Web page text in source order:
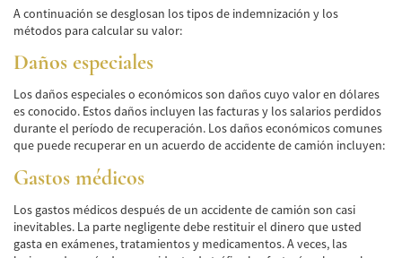
Lesiones Comunes
Partes Responsables en los Accidentes de
Tipos de Compensaciones Disponibles
Tipo de Evidencia Necesaria
Accidente de Motocicleta
Accidente de moto por conducción
Imprudente
A continuación se desglosan los tipos de indemnización y los
métodos para calcular su valor:
Daños especiales
Los daños especiales o económicos son daños cuyo valor en dólares
es conocido. Estos daños incluyen las facturas y los salarios perdidos
durante el período de recuperación. Los daños económicos comunes
que puede recuperar en un acuerdo de accidente de camión incluyen:
Gastos médicos
Los gastos médicos después de un accidente de camión son casi
inevitables. La parte negligente debe restituir el dinero que usted
gasta en exámenes, tratamientos y medicamentos. A veces, las